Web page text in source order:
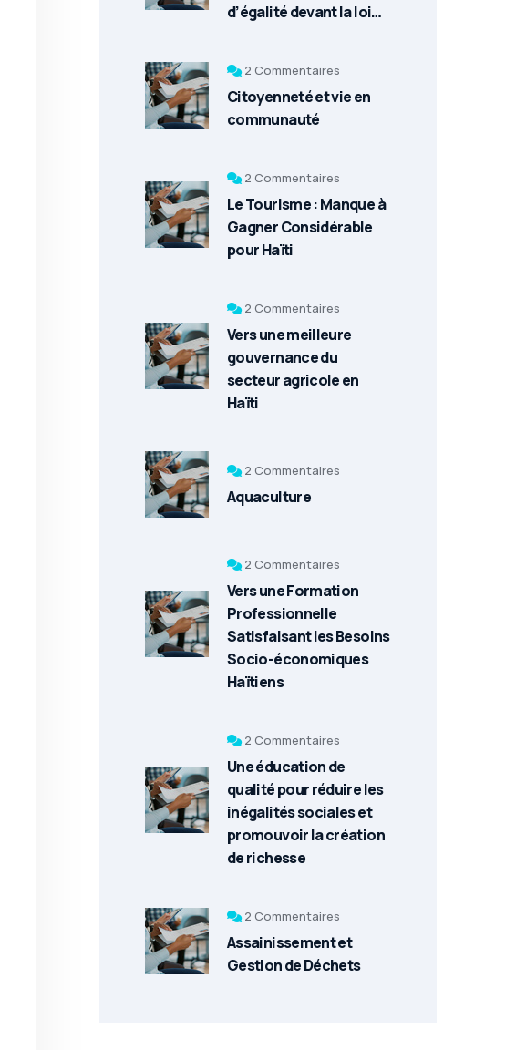
d’égalité devant la loi…
2 Commentaires
Citoyenneté et vie en
communauté
2 Commentaires
Le Tourisme : Manque à
Gagner Considérable
pour Haïti
2 Commentaires
Vers une meilleure
gouvernance du
secteur agricole en
Haïti
2 Commentaires
Aquaculture
2 Commentaires
Vers une Formation
Professionnelle
Satisfaisant les Besoins
Socio-économiques
Haïtiens
2 Commentaires
Une éducation de
qualité pour réduire les
inégalités sociales et
promouvoir la création
de richesse
2 Commentaires
Assainissement et
Gestion de Déchets